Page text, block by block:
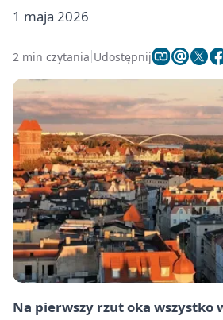
1 maja 2026
2 min czytania Udostępnij
Na pierwszy rzut oka wszystko